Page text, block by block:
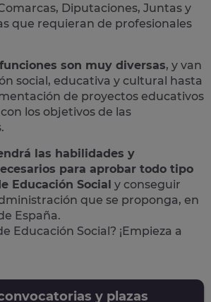
Diputaciones, Juntas y
que requieran de profesionales
son muy diversas, y van
social, educativa y cultural hasta
de proyectos educativos
los objetivos de las
las habilidades y
para aprobar todo tipo
Educación Social y conseguir
que se proponga, en
España.
Educación Social? ¡Empieza a
y plazas